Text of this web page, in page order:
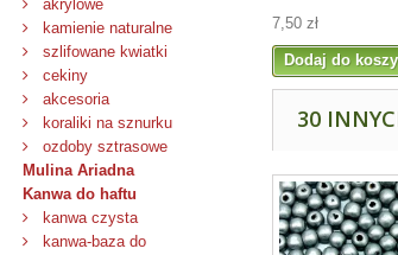
akrylowe
kamienie naturalne
szlifowane kwiatki
cekiny
akcesoria
koraliki na sznurku
ozdoby sztrasowe
Mulina Ariadna
Kanwa do haftu
kanwa czysta
kanwa-baza do
7,50 zł
Dodaj do
30